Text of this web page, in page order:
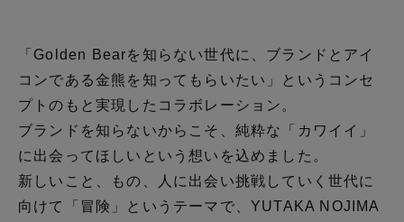
「Golden Bearを知らない世代に、ブランドとアイ
コンである金熊を知ってもらいたい」というコンセ
プトのもと実現したコラボレーション。
ブランドを知らないからこそ、純粋な「カワイイ」
に出会ってほしいという想いを込めました。
新しいこと、もの、人に出会い挑戦していく世代に
向けて「冒険」というテーマで、YUTAKA NOJIMA